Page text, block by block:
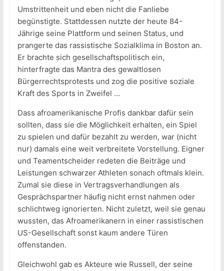
Umstrittenheit und eben nicht die Fanliebe
begünstigte. Stattdessen nutzte der heute 84-
Jährige seine Plattform und seinen Status, und
prangerte das rassistische Sozialklima in Boston an.
Er brachte sich gesellschaftspolitisch ein,
hinterfragte das Mantra des gewaltlosen
Bürgerrechtsprotests und zog die positive soziale
Kraft des Sports in Zweifel …
Dass afroamerikanische Profis dankbar dafür sein
sollten, dass sie die Möglichkeit erhalten, ein Spiel
zu spielen und dafür bezahlt zu werden, war (nicht
nur) damals eine weit verbreitete Vorstellung. Eigner
und Teamentscheider redeten die Beiträge und
Leistungen schwarzer Athleten sonach oftmals klein.
Zumal sie diese in Vertragsverhandlungen als
Gesprächspartner häufig nicht ernst nahmen oder
schlichtweg ignorierten. Nicht zuletzt, weil sie genau
wussten, das Afroamerikanern in einer rassistischen
US-Gesellschaft sonst kaum andere Türen
offenstanden.
Gleichwohl gab es Akteure wie Russell, der seine